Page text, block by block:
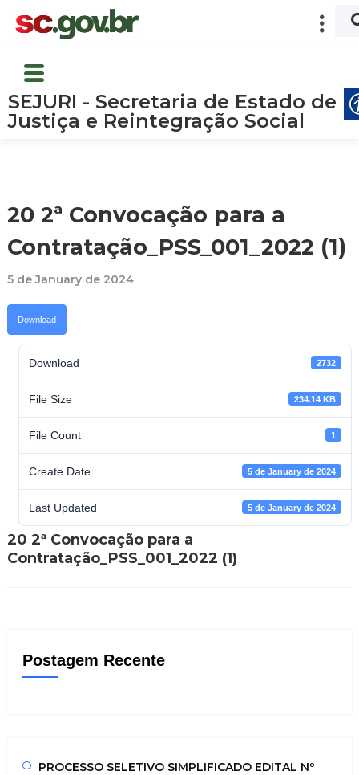
SEJURI - Secretaria de Estado de
Justiça e Reintegração Social
20 2ª Convocação para a
Contratação_PSS_001_2022 (1)
5 de January de 2024
Download
Download 2732
File Size 234.14 KB
File Count 1
Create Date 5 de January de 2024
Last Updated 5 de January de 2024
20 2ª Convocação para a
Contratação_PSS_001_2022 (1)
Postagem Recente
PROCESSO SELETIVO SIMPLIFICADO EDITAL Nº